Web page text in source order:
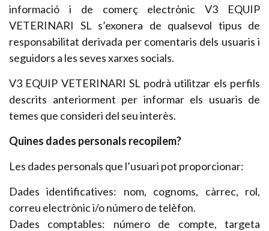
informació i de comerç electrònic V3 EQUIP
VETERINARI SL s’exonera de qualsevol tipus de
responsabilitat derivada per comentaris dels usuaris i
seguidors a les seves xarxes socials.
V3 EQUIP VETERINARI SL podrà utilitzar els perfils
descrits anteriorment per informar els usuaris de
temes que consideri del seu interès.
Quines dades personals recopilem?
Les dades personals que l’usuari pot proporcionar:
Dades identificatives: nom, cognoms, càrrec, rol,
correu electrònic i/o número de telèfon.
Dades comptables: número de compte, targeta